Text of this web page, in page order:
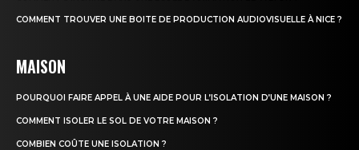
COMMENT TROUVER UNE BOITE DE PRODUCTION AUDIOVISUELLE À NICE ?
MAISON
POURQUOI FAIRE APPEL À UNE AIDE POUR L’ISOLATION D’UNE MAISON ?
COMMENT ISOLER LE SOL DE VOTRE MAISON ?
COMBIEN COÛTE UNE ISOLATION ?